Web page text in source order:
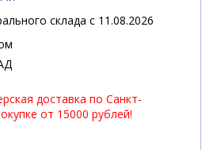
склада с 11.08.2026
доставка по Санкт-
от 15000 рублей!